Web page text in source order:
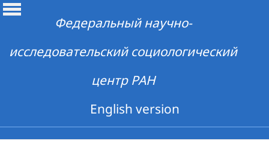
Федеральный научно-
исследовательский социологический
центр РАН
English version